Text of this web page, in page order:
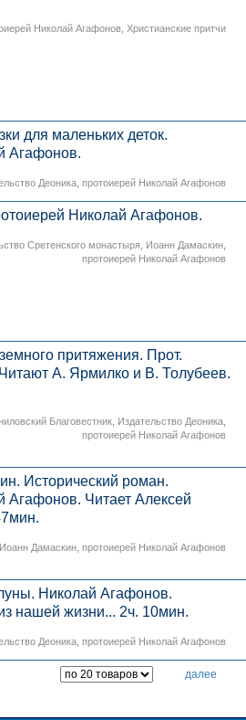
Николай Агафонов ,Христианские притчи
для маленьких деток.
Агафонов.
Деоника ,протоиерей Николай Агафонов
Николай Агафонов.
Сретенского монастыря Иоанн Дамаскин
протоиерей Николай Агафонов
притяжения. Прот.
А. Ярмилко и В. Толубеев.
Благовестник Издательство Деоника
протоиерей Николай Агафонов
Исторический роман.
Агафонов. Читает Алексей
Иоанн Дамаскин ,протоиерей Николай Агафонов
Николай Агафонов.
нашей жизни... 2ч. 10мин.
Деоника ,протоиерей Николай Агафонов
далее